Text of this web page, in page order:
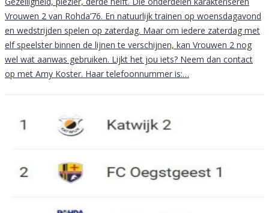
Vrouwen 2 van Rohda’76. En natuurlijk trainen op woensdagavond
en wedstrijden spelen op zaterdag. Maar om iedere zaterdag met
elf speelster binnen de lijnen te verschijnen, kan Vrouwen 2 nog
wel wat aanwas gebruiken. Lijkt het jou iets? Neem dan contact
op met Amy Koster. Haar telefoonnummer is:…